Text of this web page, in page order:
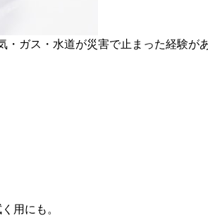
ガス・水道が災害で止まった経験が
用にも。